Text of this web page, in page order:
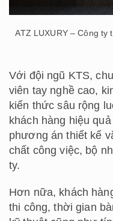
ATZ LUXURY – Công ty
Với đội ngũ KTS,
viên tay nghề cao,
kiến thức sâu rộng
khách hàng hiệu
phương án thiết kế
chất công việc, bộ
ty.
Hơn nữa, khách
thi công, thời gian